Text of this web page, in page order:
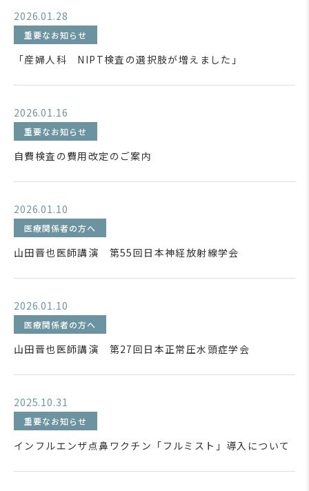
2026.01.28
重要なお知らせ
「産婦人科 NIPT検査の選択肢が増えました」
2026.01.16
重要なお知らせ
自費検査の費用改定のご案内
2026.01.10
医療関係者の方へ
山田晋也医師講演 第55回日本神経放射線学会
2026.01.10
医療関係者の方へ
山田晋也医師講演 第27回日本正常圧水頭症学会
2025.10.31
重要なお知らせ
インフルエンザ点鼻ワクチン「フルミスト」導入について